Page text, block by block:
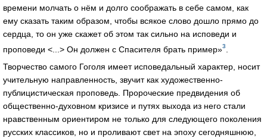
времени молчать о нём и долго соображать в себе самом, как
ему сказать таким образом, чтобы всякое слово дошло прямо до
сердца, то он уже скажет об этом так сильно на исповеди и
проповеди <...> Он должен с Спасителя брать пример»3
Творчество самого Гоголя имеет исповедальный характер, носит
учительную направленность, звучит как художественно-
публицистическая проповедь. Пророческие предвидения об
общественно-духовном кризисе и путях выхода из него стали
нравственным ориентиром не только для следующего поколения
русских классиков, но и проливают свет на эпоху сегодняшнюю,